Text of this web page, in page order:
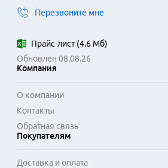
Перезвоните мне
Прайс-лист(4.6 Мб)
Обновлен 08.08.26
Компания
О компании
Контакты
Обратная связь
Покупателям
Доставка и оплата